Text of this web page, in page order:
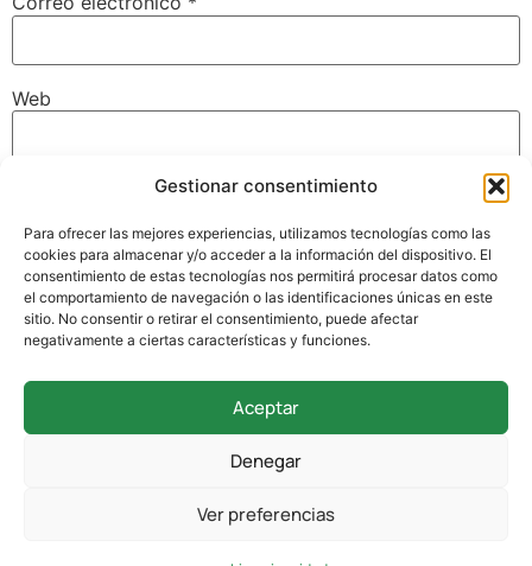
Gestionar consentimiento
Para ofrecer las mejores experiencias, utilizamos tecnologías como las
cookies para almacenar y/o acceder a la información del dispositivo. El
consentimiento de estas tecnologías nos permitirá procesar datos como
el comportamiento de navegación o las identificaciones únicas en este
sitio. No consentir o retirar el consentimiento, puede afectar
negativamente a ciertas características y funciones.
Aceptar
Denegar
Ver preferencias
Web
navegador para la próxima vez que comente.
La Llanilla, 102, 39012 Santander, Cantabria